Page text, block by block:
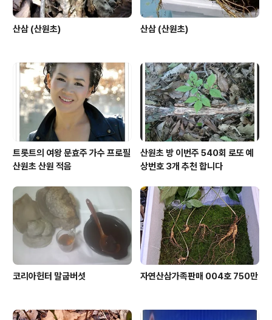
산삼 (산원초) 산삼 (산원초)
트롯트의 여왕 문효주 가수 프로필
산원초 산원 적음
산원초 방 이번주 540회 로또 예
상번호 3개 추천 합니다
코리아헌터 말굽버섯 자연산삼가족판매 004호 750만